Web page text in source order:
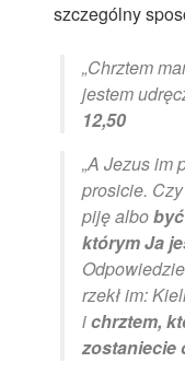
szczególny
„Chrztem
jestem
12,50
„A Jezus im
prosicie.
piję albo
którym Ja
rzekł im:
ichrztem,
zostaniecie